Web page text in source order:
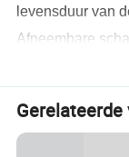
levensduur van
Afneembare
3.eenvoudig te
automatische
primer
Gerelateerde